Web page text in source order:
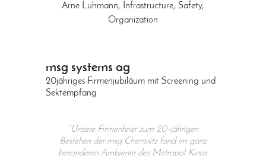
Arne Luhmann, Infrastructure, Safety,
Organization
msg systems ag
20jähriges Firmenjubiläum mit Screening und
Sektempfang
“Unsere Firmenfeier zum 20-jährigen
Bestehen dermsgChemnitz fand im ganz
besonderen Ambiente des Metropol Kinos